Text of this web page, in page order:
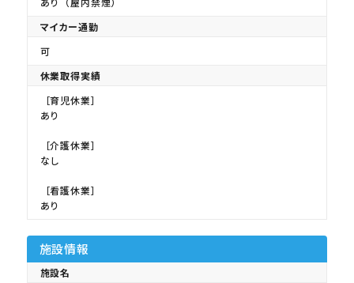
マイカー通勤
可
休業取得実績
［育児休業］
あり
［介護休業］
なし
［看護休業］
あり
施設情報
施設名